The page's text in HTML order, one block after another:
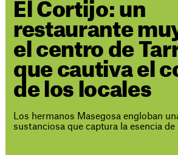
El Cortijo: un
restaurante
el centro de
que cautiva el
de los locales
Los hermanos Masegosa engloban
sustanciosa que captura la esencia de